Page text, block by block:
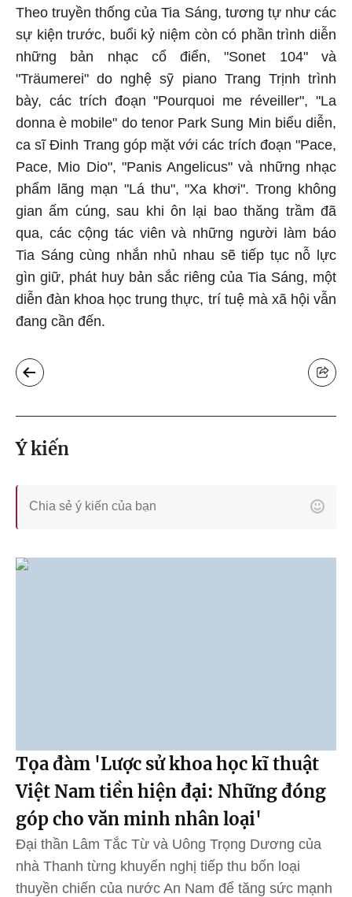
Theo truyền thống của Tia Sáng, tương tự như các
sự kiện trước, buổi kỷ niệm còn có phần trình diễn
những bản nhạc cổ điển, "Sonet 104" và
"Träumerei" do nghệ sỹ piano Trang Trịnh trình
bày, các trích đoạn "Pourquoi me réveiller", "La
donna è mobile" do tenor Park Sung Min biểu diễn,
ca sĩ Đinh Trang góp mặt với các trích đoạn "Pace,
Pace, Mio Dio", "Panis Angelicus" và những nhạc
phẩm lãng mạn "Lá thu", "Xa khơi". Trong không
gian ấm cúng, sau khi ôn lại bao thăng trầm đã
qua, các cộng tác viên và những người làm báo
Tia Sáng cùng nhắn nhủ nhau sẽ tiếp tục nỗ lực
gìn giữ, phát huy bản sắc riêng của Tia Sáng, một
diễn đàn khoa học trung thực, trí tuệ mà xã hội vẫn
đang cần đến.
Ý kiến
Tọa đàm 'Lược sử khoa học kĩ thuật
Việt Nam tiền hiện đại: Những đóng
góp cho văn minh nhân loại'
Đại thần Lâm Tắc Từ và Uông Trọng Dương của
nhà Thanh từng khuyến nghị tiếp thu bốn loại
thuyền chiến của nước An Nam để tăng sức mạnh